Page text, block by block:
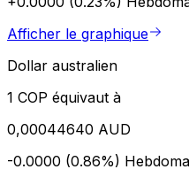
Afficher le graphique
Dollar australien
1 COP équivaut à
0,00044640 AUD
-0.0000 (0.86%)